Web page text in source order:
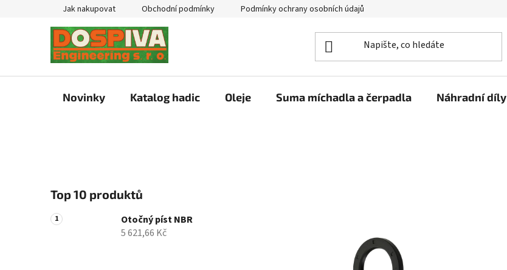
Jak nakupovat Obchodní podmínky Podmínky ochrany osobních údajů
Novinky Katalog hadic Oleje Suma míchadla a čerpadla Náhradní díly
o
s
t
Top 10 produktů
Otočný píst NBR
5 621,66 Kč